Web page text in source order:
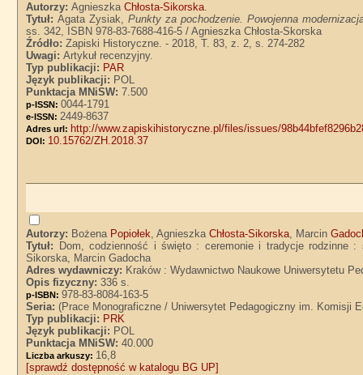
Autorzy:AgnieszkaChłosta-Sikorska.
Tytuł:Agata Zysiak,Punkty za pochodzenie. Powojenna
ss. 342, ISBN 978-83-7688-416-5 / Agnieszka Chłosta-Skorska
Źródło:Zapiski Historyczne. - 2018, T. 83, z. 2, s. 274-282
Uwagi:Artykuł recenzyjny.
Typ publikacji: PAR
Język publikacji: POL
Punktacja MNiSW:7.500
p-ISSN:0044-1791
e-ISSN: 2449-8637
Adres url: http://www.zapiskihistoryczne.pl/files/issues/
DOI: 10.15762/ZH.2018.37
Autorzy: Bożena Popiołek, AgnieszkaChłosta-Sikorska, Marcin
Tytuł:
Dom, codzienność i święto : ceremonie i tradycje rodzinne :
Sikorska, Marcin Gadocha
Adres wydawniczy: Kraków : Wydawnictwo Naukowe Uniwersytetu
Opis fizyczny:336 s.
p-ISBN:978-83-8084-163-5
Seria:(Prace Monograficzne / Uniwersytet Pedagogiczny im. Komisji
Typ publikacji: PRK
Język publikacji: POL
Punktacja MNiSW:40.000
Liczba arkuszy: 16,8
[sprawdź dostępność w katalogu BG UP]